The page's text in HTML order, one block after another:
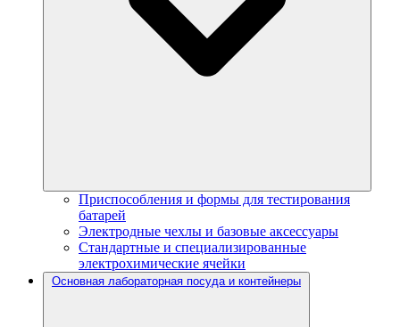
Приспособления и формы для тестирования
батарей
Электродные чехлы и базовые аксессуары
Стандартные и специализированные
электрохимические ячейки
Основная лабораторная посуда и контейнеры